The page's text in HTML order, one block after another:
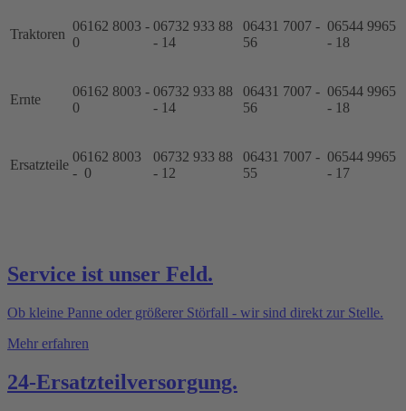
Traktoren
06162 8003 -
0
06732 933 88
- 14
06431 7007 -
56
06544 9965
- 18
Ernte
06162 8003 -
0
06732 933 88
- 14
06431 7007 -
56
06544 9965
- 18
Ersatzteile
06162 8003
- 0
06732 933 88
- 12
06431 7007 -
55
06544 9965
- 17
Service ist unser Feld.
Ob kleine Panne oder größerer Störfall - wir sind direkt zur Stelle.
Mehr erfahren
24-Ersatzteilversorgung.